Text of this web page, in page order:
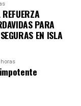
PARA
EN ISLA